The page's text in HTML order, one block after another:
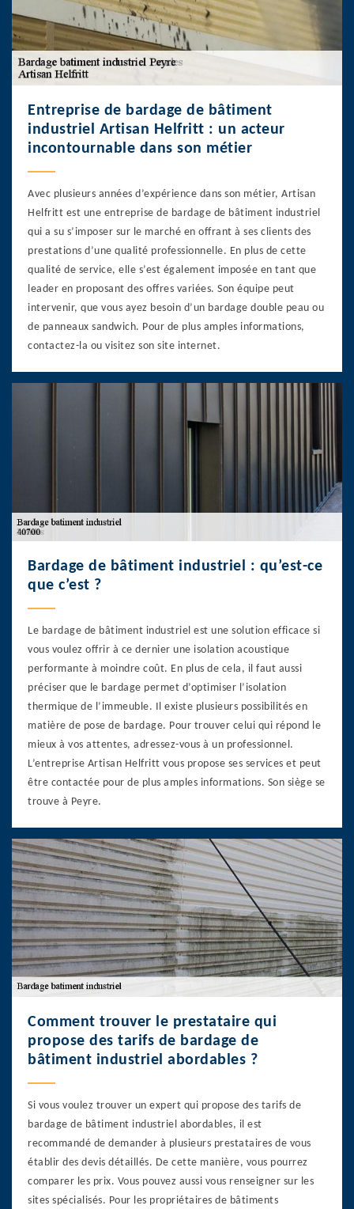
Entreprise de bardage de bâtiment
industriel Artisan Helfritt : un acteur
incontournable dans son métier
Avec plusieurs années d’expérience dans son métier, Artisan
Helfritt est une entreprise de bardage de bâtiment industriel
qui a su s’imposer sur le marché en offrant à ses clients des
prestations d’une qualité professionnelle. En plus de cette
qualité de service, elle s’est également imposée en tant que
leader en proposant des offres variées. Son équipe peut
intervenir, que vous ayez besoin d’un bardage double peau ou
de panneaux sandwich. Pour de plus amples informations,
contactez-la ou visitez son site internet.
Bardage de bâtiment industriel : qu’est-ce
que c’est ?
Le bardage de bâtiment industriel est une solution efficace si
vous voulez offrir à ce dernier une isolation acoustique
performante à moindre coût. En plus de cela, il faut aussi
préciser que le bardage permet d’optimiser l’isolation
thermique de l’immeuble. Il existe plusieurs possibilités en
matière de pose de bardage. Pour trouver celui qui répond le
mieux à vos attentes, adressez-vous à un professionnel.
L’entreprise Artisan Helfritt vous propose ses services et peut
être contactée pour de plus amples informations. Son siège se
trouve à Peyre.
Comment trouver le prestataire qui
propose des tarifs de bardage de
bâtiment industriel abordables ?
Si vous voulez trouver un expert qui propose des tarifs de
bardage de bâtiment industriel abordables, il est
recommandé de demander à plusieurs prestataires de vous
établir des devis détaillés. De cette manière, vous pourrez
comparer les prix. Vous pouvez aussi vous renseigner sur les
sites spécialisés. Pour les propriétaires de bâtiments